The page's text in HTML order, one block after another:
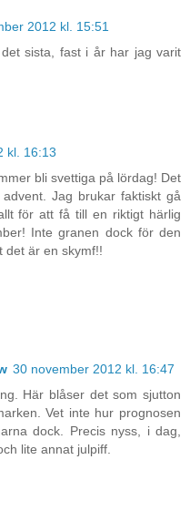
2012 kl. 15:51
sista, fast i år har jag varit
kl. 16:13
bli svettiga på lördag! Det
Jag brukar faktiskt gå
för att få till en riktigt härlig
Inte granen dock för den
det är en skymf!!
30 november 2012 kl. 16:47
Här blåser det som sjutton
Vet inte hur prognosen
dock. Precis nyss, i dag,
lite annat julpiff.